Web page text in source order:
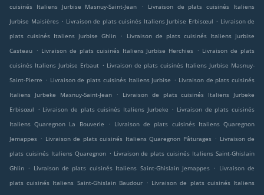
cuisinés Italiens Jurbise Masnuy-Saint-Jean
.
Livraison de plats cuisinés Italiens
Jurbise Maisières . Livraison de plats cuisinés Italiens Jurbise Erbisœul . Livraison de
plats cuisinés Italiens Jurbise Ghlin
.
Livraison de plats cuisinés Italiens Jurbise
Casteau . Livraison de plats cuisinés Italiens Jurbise Herchies . Livraison de plats
cuisinés Italiens Jurbise Erbaut . Livraison de plats cuisinés Italiens Jurbise Masnuy-
Saint-Pierre . Livraison de plats cuisinés Italiens Jurbise . Livraison de plats cuisinés
Italiens Jurbeke Masnuy-Saint-Jean
.
Livraison de plats cuisinés Italiens Jurbeke
Erbisœul
. Livraison de plats cuisinés Italiens Jurbeke . Livraison de plats cuisinés
Italiens Quaregnon La Bouverie
. Livraison de plats cuisinés Italiens Quaregnon
Jemappes . Livraison de plats cuisinés Italiens Quaregnon Pâturages . Livraison de
plats cuisinés Italiens Quaregnon . Livraison de plats cuisinés Italiens Saint-Ghislain
Ghlin . Livraison de plats cuisinés Italiens Saint-Ghislain Jemappes . Livraison de
plats cuisinés Italiens Saint-Ghislain Baudour . Livraison de plats cuisinés Italiens